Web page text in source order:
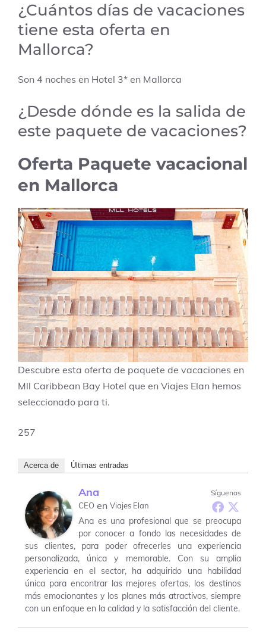
¿Cuántos días de vacaciones
tiene esta oferta en
Mallorca?
Son 4 noches en Hotel 3* en Mallorca
¿Desde dónde es la salida de
este paquete de vacaciones?
Oferta Paquete vacacional
en Mallorca
Descubre esta oferta de paquete de vacaciones en
Mll Caribbean Bay Hotel que en Viajes Elan hemos
seleccionado para ti.
257
Acerca de Últimas entradas
Síguenos
Ana
CEO en Viajes Elan
Ana es una profesional que se preocupa
por conocer a fondo las necesidades de
sus clientes, para poder ofrecerles una experiencia
personalizada, única y memorable. Con su amplia
experiencia en el sector, ha adquirido una habilidad
única para encontrar las mejores ofertas, los destinos
más emocionantes y los planes más atractivos, siempre
con un enfoque en la calidad y la satisfacción del cliente.